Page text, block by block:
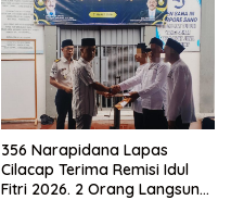
356 Narapidana Lapas
Cilacap Terima Remisi Idul
Fitri 2026. 2 Orang Langsung